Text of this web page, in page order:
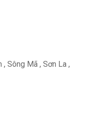
, Sông Mã , Sơn La ,